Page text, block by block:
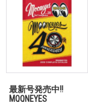
最新号発売中!!
MQQNEYES